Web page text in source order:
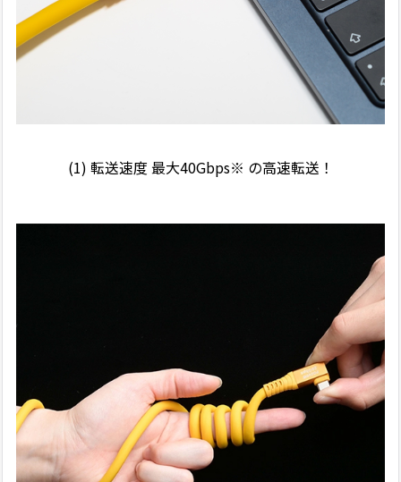
(1) 転送速度 最大40Gbps※ の高速転送！